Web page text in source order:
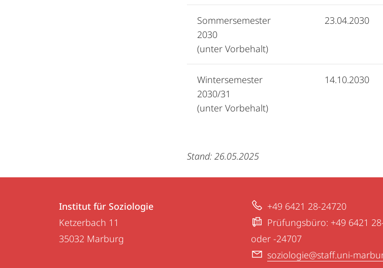
Sommersemester
2030
(unter Vorbehalt)
23.04.2030
Wintersemester
2030/31
(unter Vorbehalt)
14.10.2030
Stand: 26.05.2025
Informationen
Kontaktinformationen
Institut
für
Soziologie
Institut für Soziologie
Ketzerbach 11
35032 Marburg
+49 6421 28-24720
Prüfungsbüro: +49 6421
oder -24707
soziologie@staff.uni-